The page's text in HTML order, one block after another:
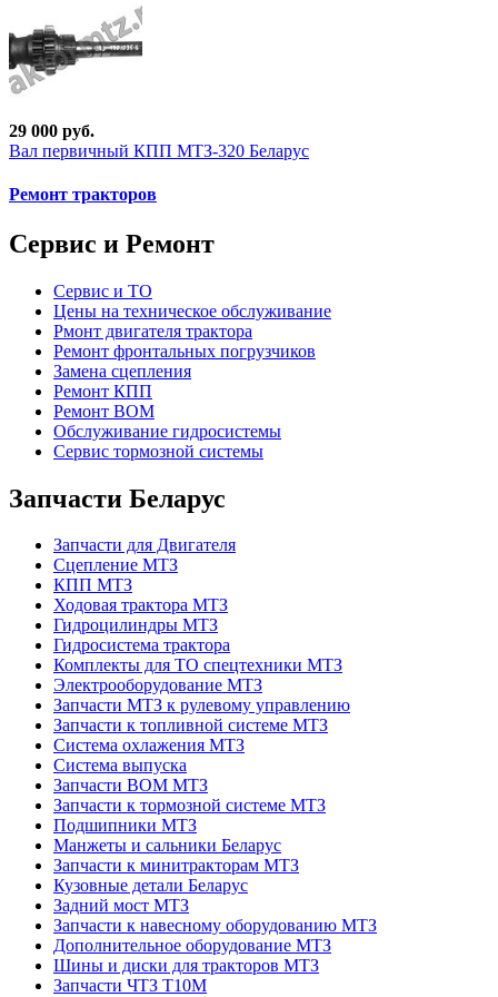
29 000 руб.
Вал первичный КПП МТЗ-320 Беларус
Ремонт тракторов
Сервис и Ремонт
Сервис и ТО
Цены на техническое обслуживание
Рмонт двигателя трактора
Ремонт фронтальных погрузчиков
Замена сцепления
Ремонт КПП
Ремонт ВОМ
Обслуживание гидросистемы
Сервис тормозной системы
Запчасти Беларус
Запчасти для Двигателя
Сцепление МТЗ
КПП МТЗ
Ходовая трактора МТЗ
Гидроцилиндры МТЗ
Гидросистема трактора
Комплекты для ТО спецтехники МТЗ
Электрооборудование МТЗ
Запчасти МТЗ к рулевому управлению
Запчасти к топливной системе МТЗ
Система охлажения МТЗ
Система выпуска
Запчасти ВОМ МТЗ
Запчасти к тормозной системе МТЗ
Подшипники МТЗ
Манжеты и сальники Беларус
Запчасти к минитракторам МТЗ
Кузовные детали Беларус
Задний мост МТЗ
Запчасти к навесному оборудованию МТЗ
Дополнительное оборудование МТЗ
Шины и диски для тракторов МТЗ
Запчасти ЧТЗ Т10М